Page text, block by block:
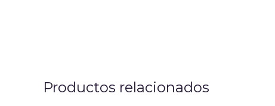
Productos relacionados